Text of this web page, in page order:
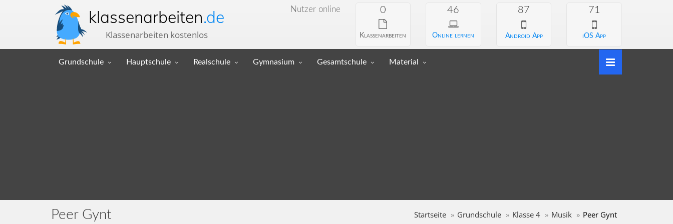
klassenarbeiten.de
Klassenarbeiten kostenlos
Nutzer online 0
Klassenarbeiten
46
Online lernen
87
Android App
71
iOS App
Grundschule Hauptschule Realschule Gymnasium Gesamtschule Material
Peer Gynt Startseite Grundschule Klasse 4 Musik Peer Gynt